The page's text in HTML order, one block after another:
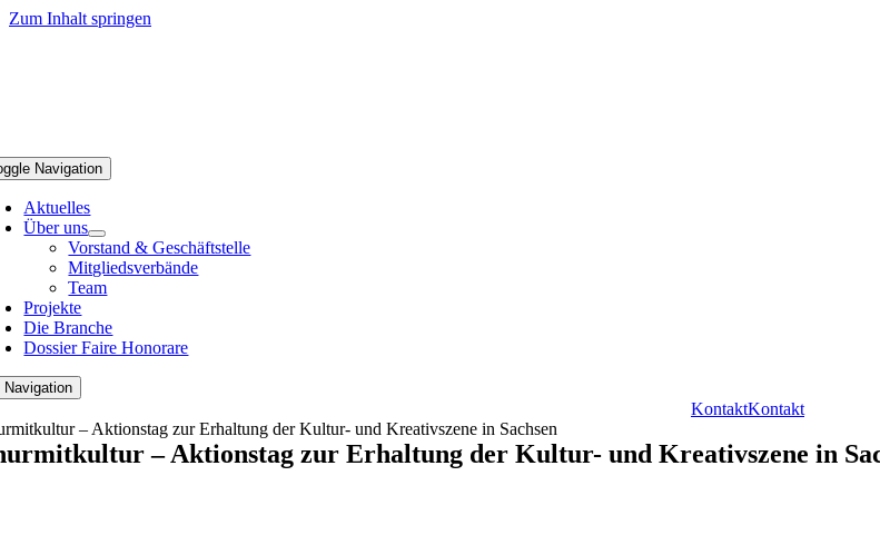
Zum Inhalt springen
Navigation
Aktuelles
Über uns
Vorstand & Geschäftstelle
Mitgliedsverbände
Team
Projekte
Die Branche
Dossier Faire Honorare
Navigation
KontaktKontakt
– Aktionstag zur Erhaltung der Kultur- und Kreativszene in Sachsen
– Aktionstag zur Erhaltung der Kultur- und Kreativszene in